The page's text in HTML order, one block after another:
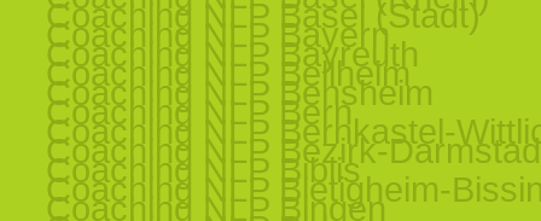
Coaching NLP Basel (Stadt)
Coaching NLP Bayern
Coaching NLP Bayreuth
Coaching NLP Bellheim
Coaching NLP Bensheim
Coaching NLP Bern
Coaching NLP Bernkastel-
Coaching NLP Bezirk-
Coaching NLP Biblis
Coaching NLP Bietigheim-
Coaching NLP Bingen